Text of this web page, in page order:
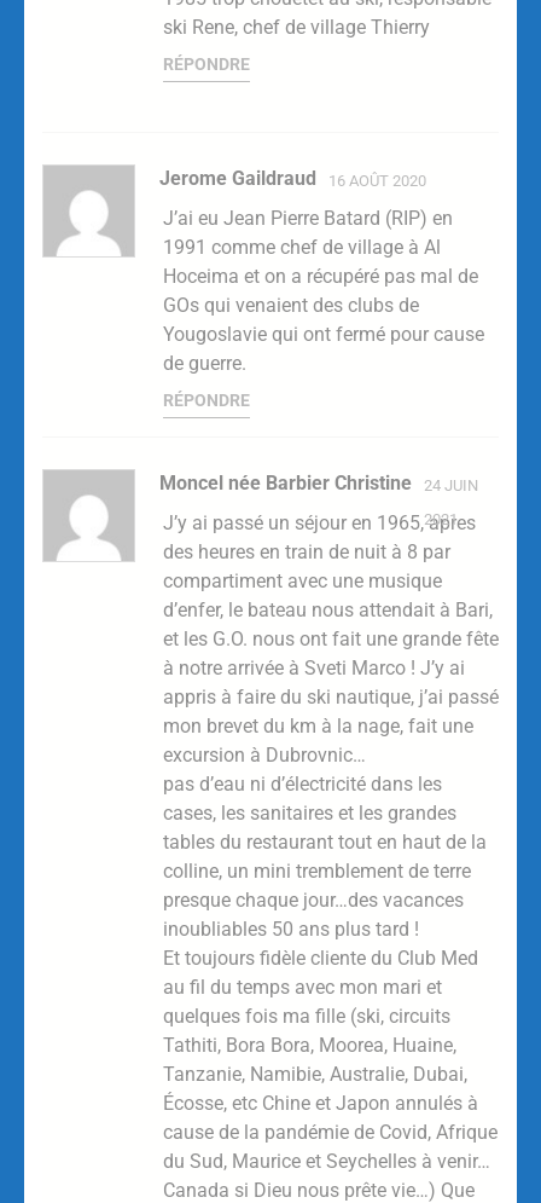
ski Rene, chef de village Thierry
RÉPONDRE
Jerome Gaildraud 16 AOÛT 2020
J’ai eu Jean Pierre Batard (RIP) en
1991 comme chef de village à Al
Hoceima et on a récupéré pas mal de
GOs qui venaient des clubs de
Yougoslavie qui ont fermé pour cause
de guerre.
RÉPONDRE
Moncel née Barbier Christine
24 JUIN
2021
J’y ai passé un séjour en 1965, apres
des heures en train de nuit à 8 par
compartiment avec une musique
d’enfer, le bateau nous attendait à Bari,
et les G.O. nous ont fait une grande fête
à notre arrivée à Sveti Marco ! J’y ai
appris à faire du ski nautique, j’ai passé
mon brevet du km à la nage, fait une
excursion à Dubrovnic…
pas d’eau ni d’électricité dans les
cases, les sanitaires et les grandes
tables du restaurant tout en haut de la
colline, un mini tremblement de terre
presque chaque jour…des vacances
inoubliables 50 ans plus tard !
Et toujours fidèle cliente du Club Med
au fil du temps avec mon mari et
quelques fois ma fille (ski, circuits
Tathiti, Bora Bora, Moorea, Huaine,
Tanzanie, Namibie, Australie, Dubai,
Écosse, etc Chine et Japon annulés à
cause de la pandémie de Covid, Afrique
du Sud, Maurice et Seychelles à venir…
Canada si Dieu nous prête vie…) Que